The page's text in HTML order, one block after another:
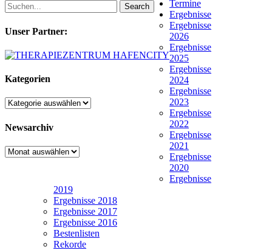
Search
Unser Partner:
Kategorien
Kategorien
Newsarchiv
Newsarchiv
Termine
Ergebnisse
Ergebnisse
2026
Ergebnisse
2025
Ergebnisse
2024
Ergebnisse
2023
Ergebnisse
2022
Ergebnisse
2021
Ergebnisse
2020
Ergebnisse
2019
Ergebnisse 2018
Ergebnisse 2017
Ergebnisse 2016
Bestenlisten
Rekorde